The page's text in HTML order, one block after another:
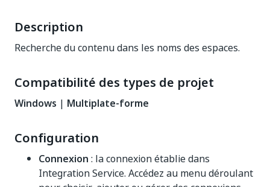
Description
Recherche du contenu dans les noms des espaces.
Compatibilité des types de projet
Windows | Multiplate-forme
Configuration
Connexion : la connexion établie dans
Integration Service. Accédez au menu déroulant